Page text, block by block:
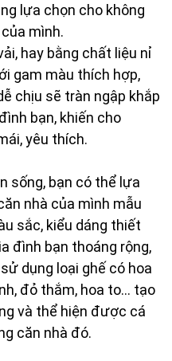
lựa chọn cho không
mình.
hay bằng chất liệu nỉ
gam màu thích hợp,
chịu sẽ tràn ngập khắp
bạn, khiến cho
yêu thích.
sống, bạn có thể lựa
nhà của mình mẫu
sắc, kiểu dáng thiết
đình bạn thoáng rộng,
dụng loại ghế có hoa
đỏ thắm, hoa to… tạo
và thể hiện được cá
căn nhà đó.